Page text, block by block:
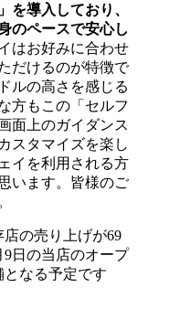
を導入しており、
のペースで安心し
はお好みに合わせ
だけるのが特徴で
ルの高さを感じる
方もこの「セルフ
面上のガイダンス
スタマイズを楽し
イを利用される方
います。皆様のご
の売り上げが69
日の当店のオープ
となる予定です